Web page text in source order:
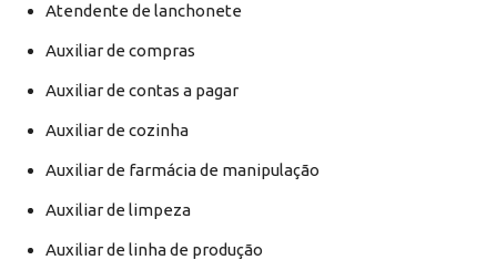
Atendente de lanchonete
Auxiliar de compras
Auxiliar de contas a pagar
Auxiliar de cozinha
Auxiliar de farmácia de manipulação
Auxiliar de limpeza
Auxiliar de linha de produção